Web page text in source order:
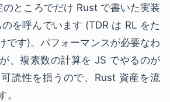
のところでだけ Rust で書いた実装
を呼んでいます (TDR は RL をた
です)。パフォーマンスが必要なわ
、複素数の計算を JS でやるのが
読性を損うので、Rust 資産を流
。